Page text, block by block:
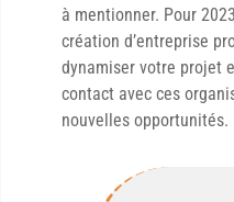
à mentionner. Pour
création d’entreprise
dynamiser votre projet
contact avec ces
nouvelles opportunités.